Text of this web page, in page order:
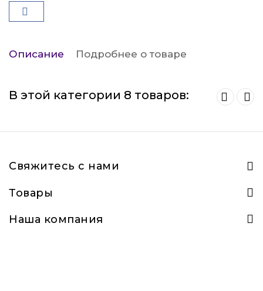
Описание Подробнее о товаре
В этой категории 8 товаров:
Свяжитесь с нами
Товары
Наша компания